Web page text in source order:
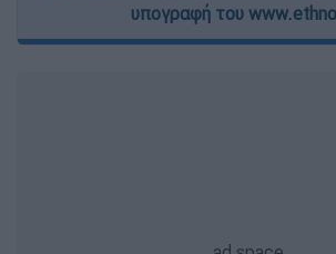
υπογραφή του